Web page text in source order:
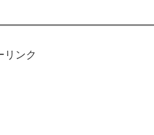
リンク